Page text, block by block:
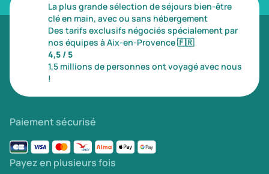
La plus grande sélection de séjours bien-être
clé en main, avec ou sans hébergement
Des tarifs exclusifs négociés spécialement par
nos équipes à Aix-en-Provence🇫🇷
4,5 / 5
1,5 millions de personnes ont voyagé avec nous
!
Paiement sécurisé
Payez en plusieurs fois